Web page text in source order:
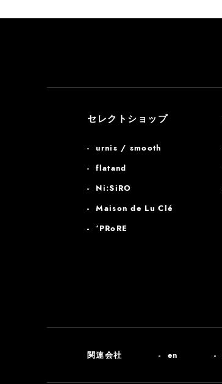
セレクトショップ
urnis / smooth
flatand
Ni:SiRO
Maison de Lu Clé
‘PRoRE
関連会社 en